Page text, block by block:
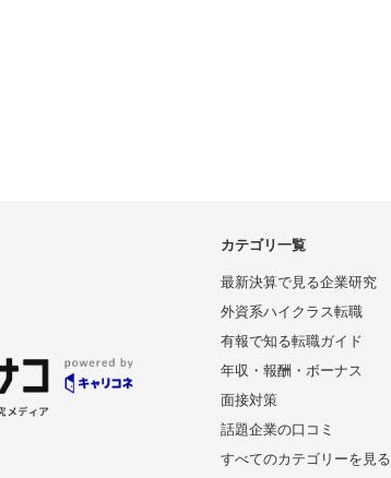
カテゴリ一覧
最新決算で見る企業研究
外資系ハイクラス転職
有報で知る転職ガイド
年収・報酬・ボーナス
面接対策
話題企業の口コミ
すべてのカテゴリーを見る